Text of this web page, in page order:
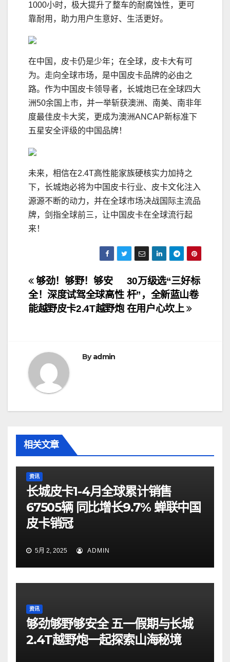
1000小时，极大提升了整车的耐腐蚀性，更可
靠耐用，助力用户生意好、生活更好。
在中国，皮卡仍是少年；在全球，皮卡大有可
为。走向全球市场，是中国皮卡品牌的必由之
路。作为中国皮卡领导者，长城炮已在全球四大
洲50余国上市，并一举斩获澳洲、南美、南非年
度最佳皮卡大奖，更成为澳洲ANCAP新标准下
五星安全评级的中国品牌！
未来，相信在2.4T高性能家族硬核实力加持之
下，长城炮必将为中国皮卡行业、皮卡文化注入
源源不断的动力，并在全球市场决战国际主流品
牌，剑指全球前三，让中国皮卡在全球流行起
来！
文
章
航
30万级选“三好标
杆”，全新蓝山卷
在用户心坎上
够劲！够野！够安
全！深度试驾全球高性
能越野皮卡2.4T越野炮
Byadmin
相关文章
资讯
长城皮卡1-4月全球累计销售
67505辆 同比增长9.7% 蝉联中国
皮卡销冠
5月 2, 2025 ADMIN
资讯
够劲够野够安全 五一假期与长城
2.4T越野炮一起探索山海秘境